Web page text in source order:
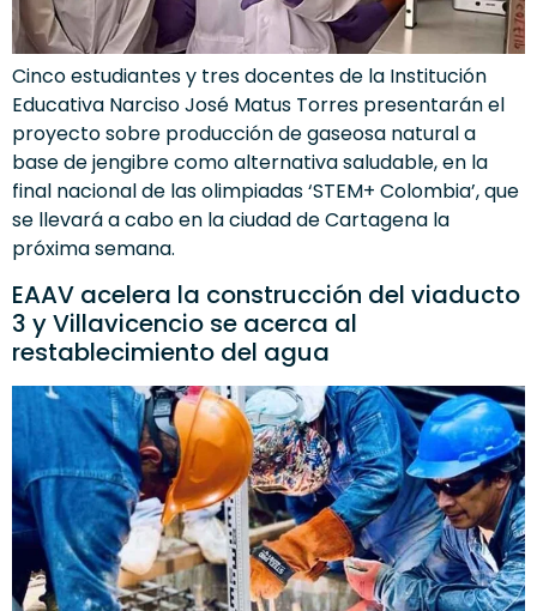
Cinco estudiantes y tres docentes de la Institución
Educativa Narciso José Matus Torres presentarán el
proyecto sobre producción de gaseosa natural a
base de jengibre como alternativa saludable, en la
final nacional de las olimpiadas ‘STEM+ Colombia’, que
se llevará a cabo en la ciudad de Cartagena la
próxima semana.
EAAV acelera la construcción del viaducto
3 y Villavicencio se acerca al
restablecimiento del agua